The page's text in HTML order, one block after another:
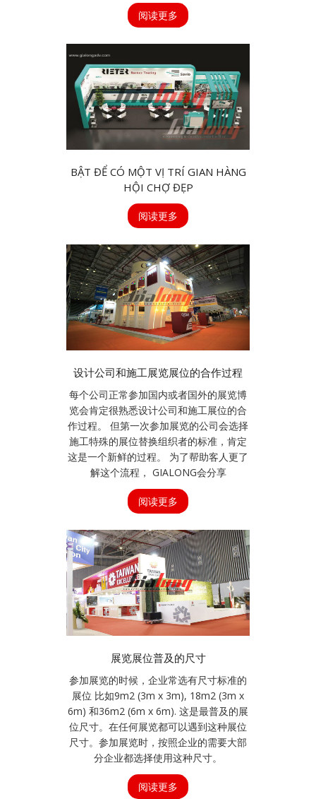
阅读更多
BẬT ĐỂ CÓ MỘT VỊ TRÍ GIAN HÀNG
HỘI CHỢ ĐẸP
阅读更多
设计公司和施工展览展位的合作过程
每个公司正常参加国内或者国外的展览博
览会肯定很熟悉设计公司和施工展位的合
作过程。 但第一次参加展览的公司会选择
施工特殊的展位替换组织者的标准，肯定
这是一个新鲜的过程。 为了帮助客人更了
解这个流程， GIALONG会分享
阅读更多
展览展位普及的尺寸
参加展览的时候，企业常选有尺寸标准的
展位 比如9m2 (3m x 3m), 18m2 (3m x
6m) 和36m2 (6m x 6m). 这是最普及的展
位尺寸。在任何展览都可以遇到这种展位
尺寸。参加展览时，按照企业的需要大部
分企业都选择使用这种尺寸。
阅读更多